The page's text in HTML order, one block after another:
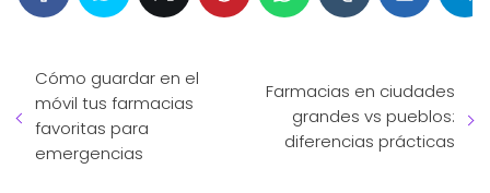
Cómo guardar en el
móvil tus farmacias
favoritas para
emergencias
Farmacias en ciudades
grandes vs pueblos:
diferencias prácticas